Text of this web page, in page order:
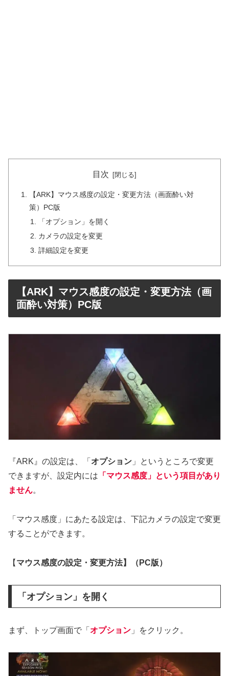
目次
【ARK】マウス感度の設定・変更方法（画面酔い対
策）PC版
「オプション」を開く
カメラの設定を変更
詳細設定を変更
【ARK】マウス感度の設定・変更方法（画
面酔い対策）PC版
『ARK』の設定は、「 オプション 」というところで変更
できますが、設定内には 「マウス感度」という項目があり
ません。
「マウス感度」にあたる設定は、下記カメラの設定で変更
することができます。
【 マウス感度の設定・変更方法】（PC版）
「オプション」を開く
まず、トップ画面で「 オプション 」をクリック。